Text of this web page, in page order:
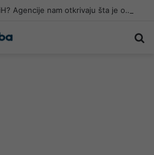
Gdje ljetuju građani BiH? Agencije nam otkrivaju šta je ove godine “hit destinacija”